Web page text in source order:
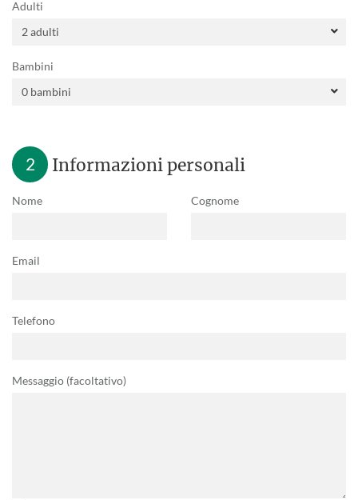
Adulti
Bambini
2 Informazioni personali
Nome Cognome
Email
Telefono
Messaggio (facoltativo)